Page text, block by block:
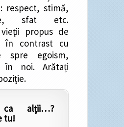
respect, stimă,
sfat etc.
propus de
în contrast cu
spre egoism,
în noi. Arătați
alții…?
tu!